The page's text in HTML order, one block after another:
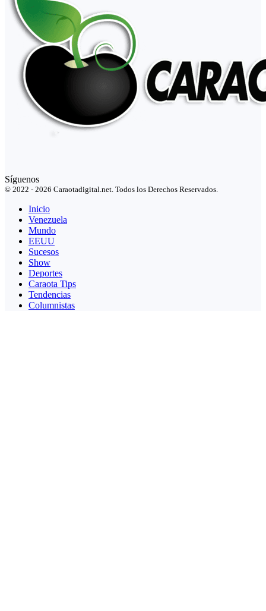
Síguenos
© 2022 - 2026 Caraotadigital.net. Todos los Derechos Reservados.
Inicio
Venezuela
Mundo
EEUU
Sucesos
Show
Deportes
Caraota Tips
Tendencias
Columnistas